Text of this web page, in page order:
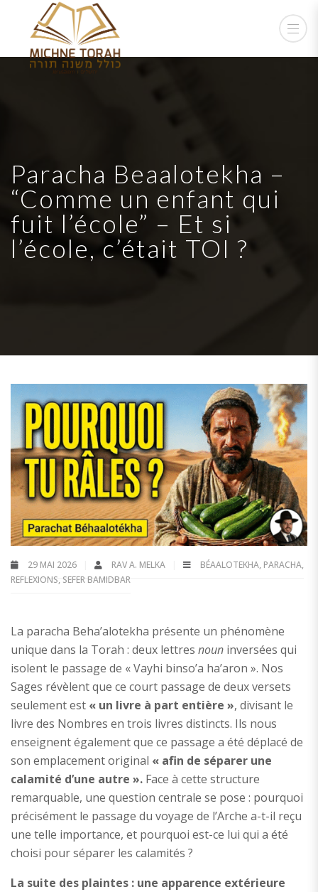
Paracha Beaalotekha –
“Comme un enfant qui
fuit l’école” – Et si
l’école, c’était TOI ?
29 MAI 2026 RAV A. MELKA BÉAALOTEKHA, PARACHA,
REFLEXIONS, SEFER BAMIDBAR
La paracha Beha’alotekha présente un phénomène
unique dans la Torah : deux lettres noun inversées qui
isolent le passage de « Vayhi binso’a ha’aron ». Nos
Sages révèlent que ce court passage de deux versets
seulement est « un livre à part entière », divisant le
livre des Nombres en trois livres distincts. Ils nous
enseignent également que ce passage a été déplacé de
son emplacement original « afin de séparer une
calamité d’une autre ». Face à cette structure
remarquable, une question centrale se pose : pourquoi
précisément le passage du voyage de l’Arche a-t-il reçu
une telle importance, et pourquoi est-ce lui qui a été
choisi pour séparer les calamités ?
La suite des plaintes : une apparence extérieure